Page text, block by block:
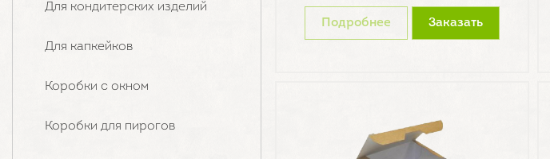
Для кондитерских изделий
Для капкейков
Коробки с окном
Коробки для пирогов
Подробнее Заказать